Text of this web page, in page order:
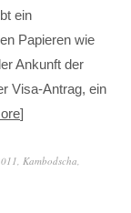
ein
Papieren wie
Ankunft der
Visa-Antrag, ein
Kambodscha